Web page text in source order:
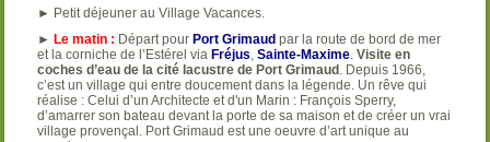
► Petit déjeuner au Village Vacances.
► Le matin : Départ pour Port Grimaud par la route de bord de mer
et la corniche de l’Estérel via Fréjus,Sainte-Maxime.Visite en
coches d’eau de la cité lacustre de Port Grimaud . Depuis 1966,
c’est un village qui entre doucement dans la légende. Un rêve qui
réalise : Celui d’un Architecte et d'un Marin : François Sperry,
d’amarrer son bateau devant la porte de sa maison et de créer un vrai
village provençal. Port Grimaud est une oeuvre d’art unique au